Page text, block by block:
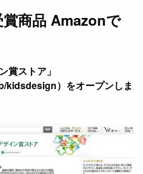
商品 Amazonで
賞ストア」
kidsdesign）をオープンしま